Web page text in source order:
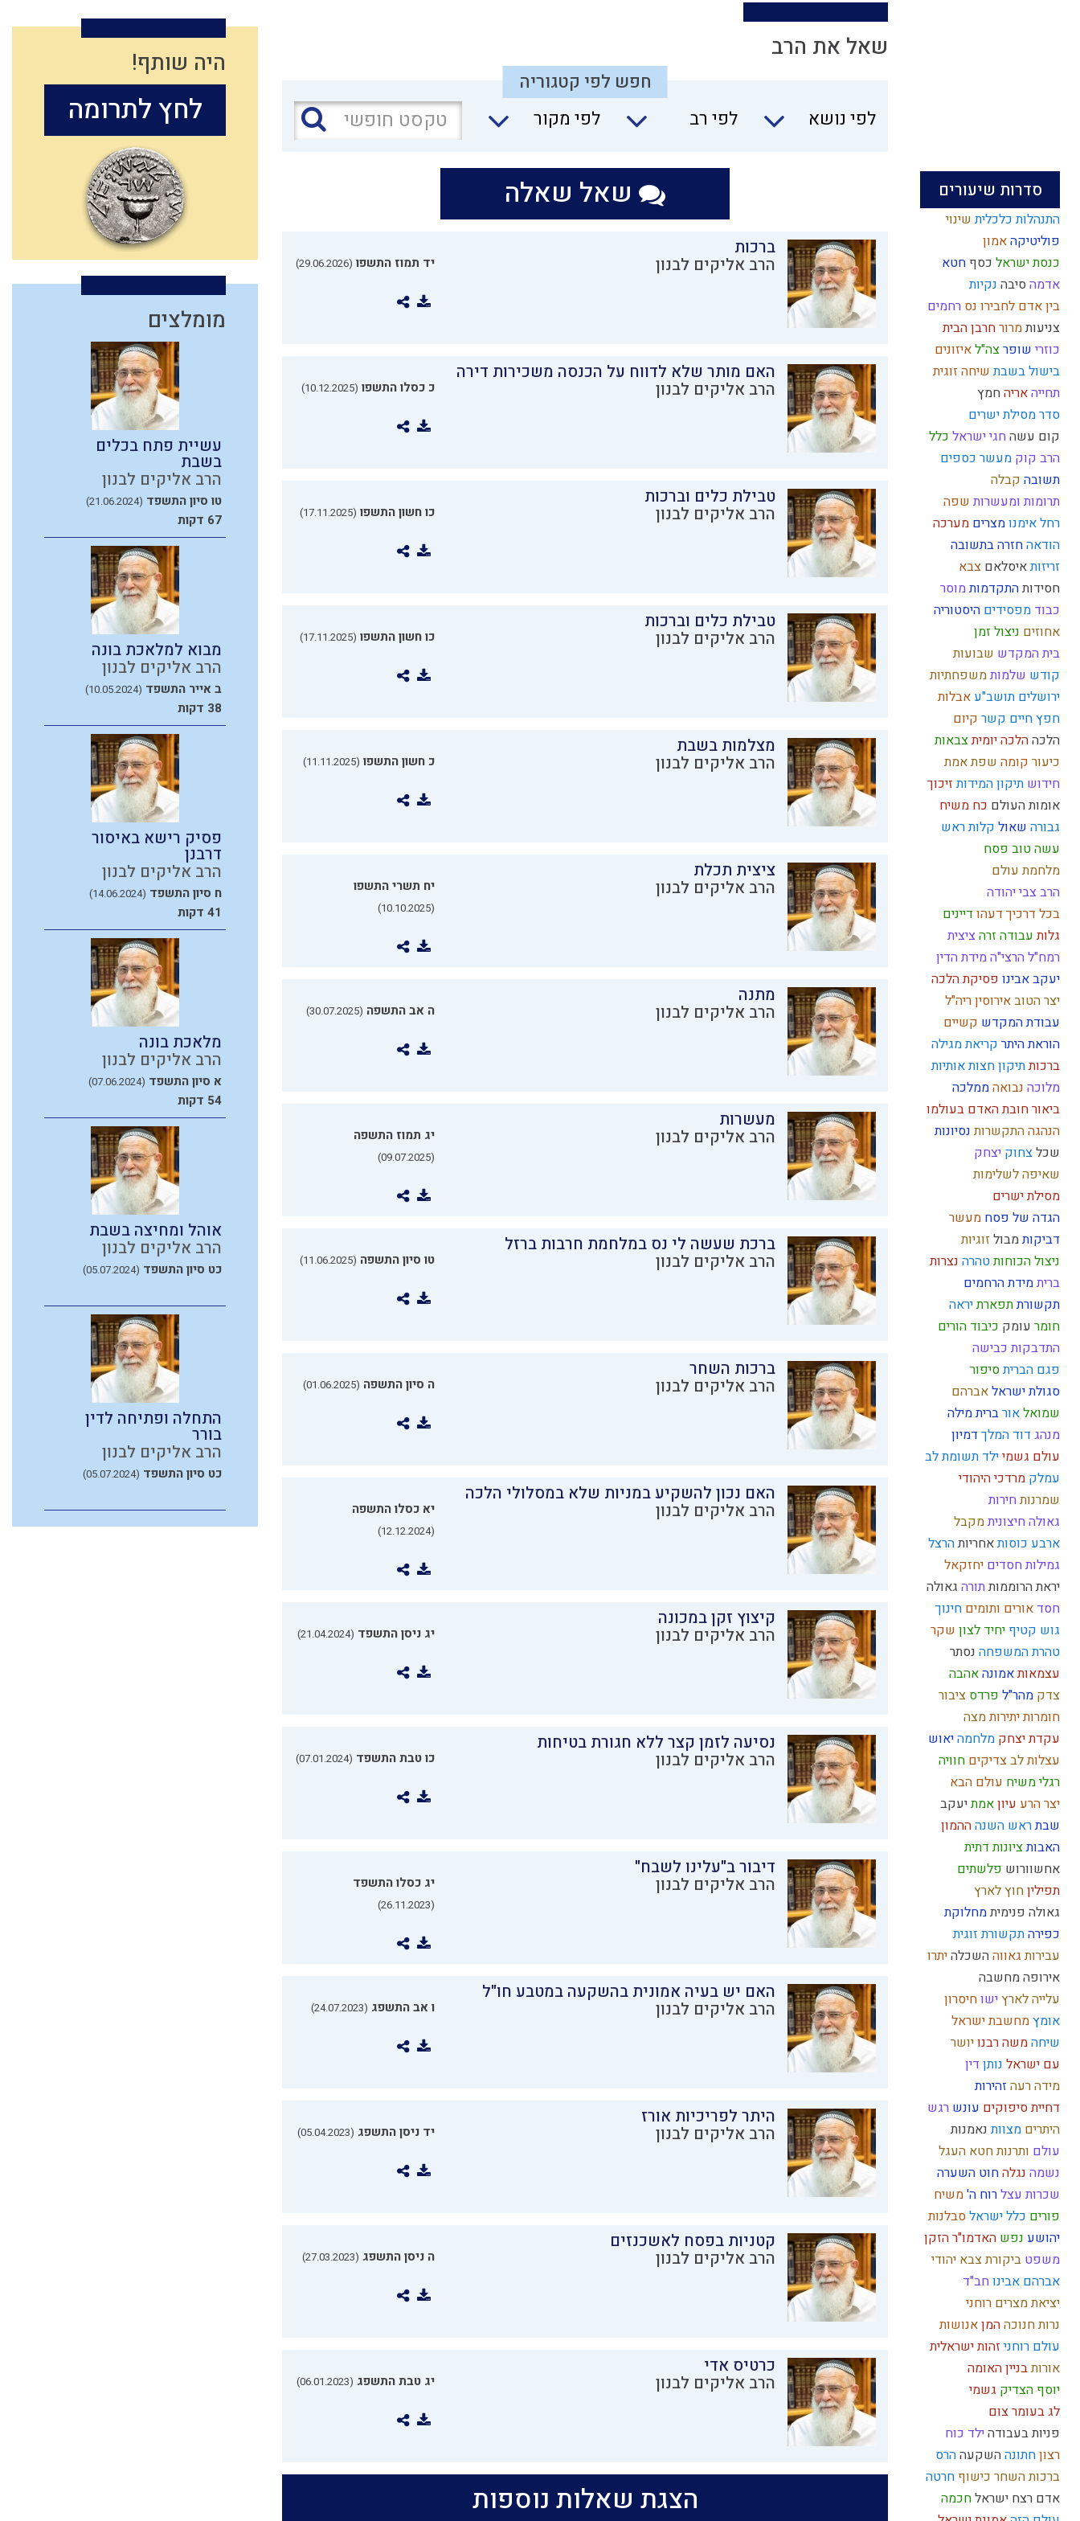
סדרות שיעורים
התנהלות כלכליתשינוי
פוליטיקהאמון
כנסת ישראל כסף חטא
אדמהסיבה נקיות
בין אדם לחבירו נס רחמים
צניעותמרורחרבן הבית
כוזרי שופרצה"לאיזונים
בישול בשבתשיחה זוגית
תחייהאריהחמץ
סדר מסילת ישרים
קום עשה חגי ישראל כלל
הרב קוק מעשר כספים
תשובה קבלה
תרומות ומעשרות שפה
רחל אימנומצרים מערכה
הודאהחזרה בתשובה
זריזותאיסלאם צבא
חסידותהתקדמותמוסר
כבוד מפסידים היסטוריה
אחוזים ניצול זמן
בית המקדש שבועות
קודש שלמותמשפחתיות
ירושלים תושב"ע אבלות
חפץ חיים קשר קיום
הלכההלכה יומיתצבאות
כיעור קומה שפת אמת
חידוש תיקון המידותזיכוך
אומות העולם כח משיח
גבורה שאול קלות ראש
עשה טוב פסח
מלחמת עולם
הרב צבי יהודה
בכל דרכיך דעהו דיינים
גלותעבודה זרה ציצית
רמח"ל הרצי"המידת הדין
יעקב אבינו פסיקת הלכה
יצר הטובאירוסיןריה"ל
עבודת המקדש קשיים
הוראת היתר קריאת מגילה
ברכותתיקון חצותאותיות
מלוכה נבואהממלכה
ביאור חובת האדם בעולמו
הנהגההתקשרותנסיונות
שכלצחוק יצחק
שאיפה לשלימות
מסילת ישרים
הגדה של פסח מעשר
דביקותמבול זוגיות
ניצול הכוחותטהרה נצרות
בריתמידת הרחמים
תקשורתתפארתיראה
חומר עומק כיבוד הורים
התדבקות כבישה
פגם הבריתסיפור
סגולת ישראלאברהם
שמואלאורברית מילה
מנהג דוד המלך דמיון
עולם גשמיילד תשומת לב
עמלק מרדכי היהודי
שמרנותחירות
גאולה חיצוניתמקבל
ארבע כוסותאחריותהרצל
גמילות חסדים יחזקאל
יראת הרוממותתורה גאולה
חסד אורים ותומים חינוך
גוש קטיף יחיד לצון שקר
טהרת המשפחה נסתר
עצמאותאמונהאהבה
צדק מהר"ל פרדס ציבור
חומרות יתירותמצה
עקדת יצחק מלחמהיאוש
עצלותלבצדיקים חוויה
רגלי משיח עולם הבא
יצר הרע עיוןאמתיעקב
שבתראש השנהההמון
האבותציונות דתית
אחשוורוש פלשתים
תפיליןחוץ לארץ
גאולה פנימיתמחלוקת
כפירהתקשורת זוגית
עבירותגאווההשכלהיתרו
אירופהמחשבה
עלייה לארץישוחיסרון
אומץמחשבת ישראל
שיחהמשה רבנויושר
עם ישראל נותן דין
מידה רעה זהירות
דחיית סיפוקים עונש רגש
היתרים מצוותנאמנות
עולם ותרנותחטא העגל
נשמה נגלהחוט השערה
שכרות עצלרוח ה'משיח
פורים כלל ישראלסבלנות
יהושע נפש האדמו"ר הזקן
משפט ביקורתצבא יהודי
אברהם אבינו חב"ד
יציאת מצרים רוחני
נרות חנוכההמןאנושות
עולם רוחני זהות ישראלית
אורותבניין האומה
יוסף הצדיק גשמי
לג בעומרצום
פניות בעבודהילד כוח
רצוןחתונההשקעההרס
ברכות השחר כישוף חרטה
אדם רצח ישראלחכמה
שאל את הרב
חפש לפי קטגוריה
לפי נושא
לפי רב לפי מקור
שאל שאלה
ברכות
הרב אליקים לבנון יד תמוז התשפו (29.06.2026)
האם מותר שלא לדווח על הכנסה משכירות דירה
הרב אליקים לבנון כ כסלו התשפו (10.12.2025)
טבילת כלים וברכות
הרב אליקים לבנון כו חשון התשפו (17.11.2025)
טבילת כלים וברכות
הרב אליקים לבנון כו חשון התשפו (17.11.2025)
מצלמות בשבת
הרב אליקים לבנון כ חשון התשפו (11.11.2025)
ציצית תכלת
הרב אליקים לבנון יח תשרי התשפו
(10.10.2025)
מתנה
הרב אליקים לבנון ה אב התשפה (30.07.2025)
מעשרות
הרב אליקים לבנון יג תמוז התשפה
(09.07.2025)
ברכת שעשה לי נס במלחמת חרבות ברזל
הרב אליקים לבנון טו סיון התשפה (11.06.2025)
ברכות השחר
הרב אליקים לבנון ה סיון התשפה (01.06.2025)
האם נכון להשקיע במניות שלא במסלולי הלכה
הרב אליקים לבנון יא כסלו התשפה
(12.12.2024)
קיצוץ זקן במכונה
הרב אליקים לבנון יג ניסן התשפד (21.04.2024)
נסיעה לזמן קצר ללא חגורת בטיחות
הרב אליקים לבנון כו טבת התשפד (07.01.2024)
דיבור ב"עלינו לשבח"
הרב אליקים לבנון יג כסלו התשפד
(26.11.2023)
האם יש בעיה אמונית בהשקעה במטבע חו"ל
הרב אליקים לבנון ו אב התשפג (24.07.2023)
היתר לפריכיות אורז
הרב אליקים לבנון יד ניסן התשפג (05.04.2023)
קטניות בפסח לאשכנזים
הרב אליקים לבנון ה ניסן התשפג (27.03.2023)
כרטיס אדי
הרב אליקים לבנון יג טבת התשפג (06.01.2023)
הצגת שאלות נוספות
היה שותף!
לחץ לתרומה
מומלצים
עשיית פתח בכלים
בשבת
הרב אליקים לבנון
טו סיון התשפד (21.06.2024)
67 דקות
מבוא למלאכת בונה
הרב אליקים לבנון
ב אייר התשפד (10.05.2024)
38 דקות
פסיק רישא באיסור
דרבנן
הרב אליקים לבנון
ח סיון התשפד (14.06.2024)
41 דקות
מלאכת בונה
הרב אליקים לבנון
א סיון התשפד (07.06.2024)
54 דקות
אוהל ומחיצה בשבת
הרב אליקים לבנון
כט סיון התשפד (05.07.2024)
התחלה ופתיחה לדין
בורר
הרב אליקים לבנון
כט סיון התשפד (05.07.2024)